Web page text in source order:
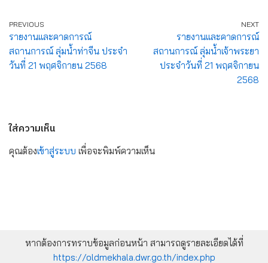
PREVIOUS
รายงานและคาดการณ์
สถานการณ์ ลุ่มน้ำท่าจีน ประจำ
วันที่ 21 พฤศจิกายน 2568
NEXT
รายงานและคาดการณ์
สถานการณ์ ลุ่มน้ำเจ้าพระยา
ประจำวันที่ 21 พฤศจิกายน
2568
ใส่ความเห็น
คุณต้องเข้าสู่ระบบ เพื่อจะพิมพ์ความเห็น
หากต้องการทราบข้อมูลก่อนหน้า สามารถดูรายละเอียดได้ที่
https://oldmekhala.dwr.go.th/index.php